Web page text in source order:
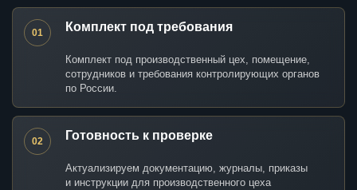
01 Комплект под требования
Комплект под производственный цех, помещение,
сотрудников и требования контролирующих органов
по России.
02 Готовность к проверке
Актуализируем документацию, журналы, приказы
и инструкции для производственного цеха